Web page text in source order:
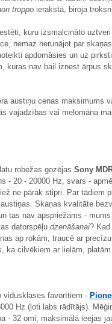
troppo ierakstā, biroja
kuru izsmalcināto
nemaz nerunājot par
apdomāsies un uz
kuras nav bail iznest ārpus
austiņu cenas maksimums
vajadzības vai melomāna
robežas gozējas Sony
- 20 - 20000 Hz, svars -
ne pārāk stipri. Par tādiem
austiņas. Skaņas kvalitāte
tas nav apspriežams -
datorspēļu dzenāšanai?
ap rokām, traucē ar
ka cilvēkiem ar lielām,
vidusklases favorītiem -
Hz (ļoti labs rādītājs).
- 32 omi, maksimālā ieejas